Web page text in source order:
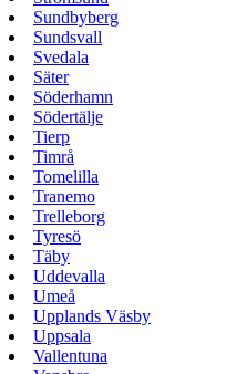
Sundbyberg
Sundsvall
Svedala
Säter
Söderhamn
Södertälje
Tierp
Timrå
Tomelilla
Tranemo
Trelleborg
Tyresö
Täby
Uddevalla
Umeå
Upplands Väsby
Uppsala
Vallentuna